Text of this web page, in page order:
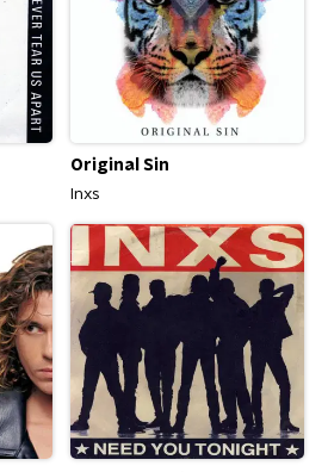
Original Sin
Inxs